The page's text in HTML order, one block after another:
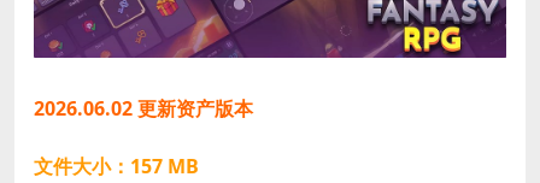
2026.06.02 更新资产版本
文件大小：157 MB